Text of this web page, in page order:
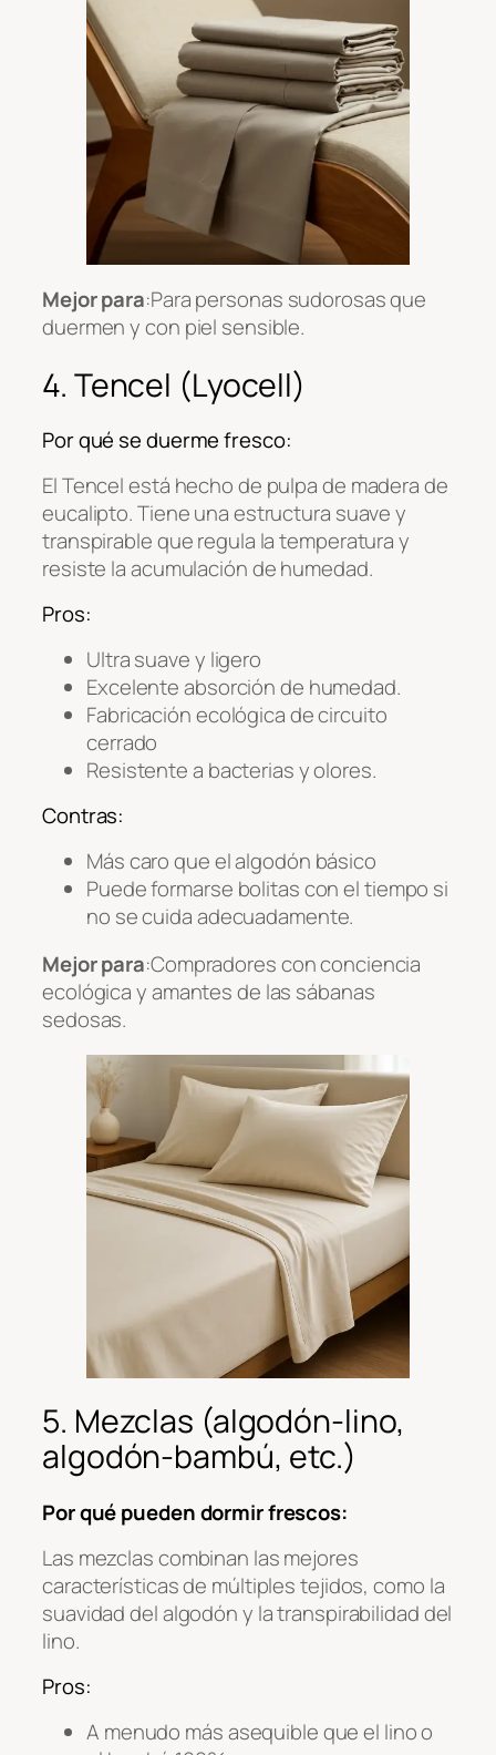
Mejor para:Para personas sudorosas que
duermen y con piel sensible.
4. Tencel (Lyocell)
Por qué se duerme fresco:
El Tencel está hecho de pulpa de madera de
eucalipto. Tiene una estructura suave y
transpirable que regula la temperatura y
resiste la acumulación de humedad.
Pros:
Ultra suave y ligero
Excelente absorción de humedad.
Fabricación ecológica de circuito
cerrado
Resistente a bacterias y olores.
Contras:
Más caro que el algodón básico
Puede formarse bolitas con el tiempo si
no se cuida adecuadamente.
Mejor para:Compradores con conciencia
ecológica y amantes de las sábanas
sedosas.
5. Mezclas (algodón-lino,
algodón-bambú, etc.)
Por qué pueden dormir frescos:
Las mezclas combinan las mejores
características de múltiples tejidos, como la
suavidad del algodón y la transpirabilidad del
lino.
Pros:
A menudo más asequible que el lino o